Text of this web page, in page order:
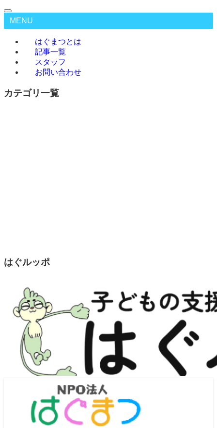
MENU
はぐまつとは
記事一覧
スタッフ
お問い合わせ
カテゴリ一覧
はぐルッポ